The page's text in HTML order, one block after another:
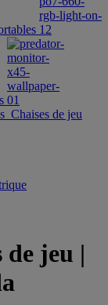
Chaises de jeu
jeu |